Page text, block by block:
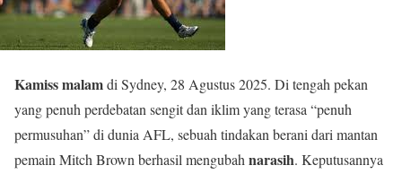
Kamiss malamdi Sydney, 28 Agustus 2025. Di tengah pekan
yang penuh perdebatan sengit dan iklim yang terasa “penuh
permusuhan” di dunia AFL, sebuah tindakan berani dari mantan
pemain Mitch Brown berhasil mengubah narasih. Keputusannya